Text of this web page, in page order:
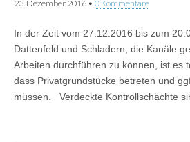
23. Dezember 2016 • 0 Kommentare
In der Zeit vom 27.12.2016 bis zum
Dattenfeld und Schladern, die Kanäle
Arbeiten durchführen zu können, ist es
dass Privatgrundstücke betreten und
müssen. Verdeckte Kontrollschächte